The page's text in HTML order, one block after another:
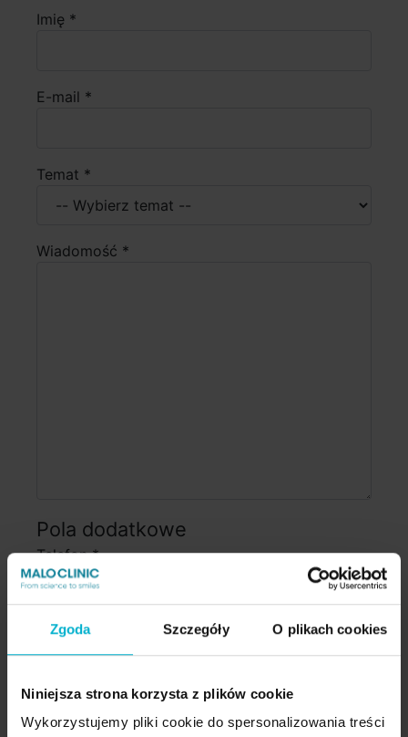
Zgoda Szczegóły O plikach cookies
Niniejsza strona korzysta z plików cookie
Wykorzystujemy pliki cookie do spersonalizowania treści
Imię *
E-mail *
Temat *
Wiadomość *
Pola dodatkowe
Telefon*
Administratorem danych jest Malo Clinic Polska
sp. z o. o, ul. Domaniewska 37, 02-672
zwrotny lub odpowiedź na zadane pytanie w
formularzu kontaktowym.*